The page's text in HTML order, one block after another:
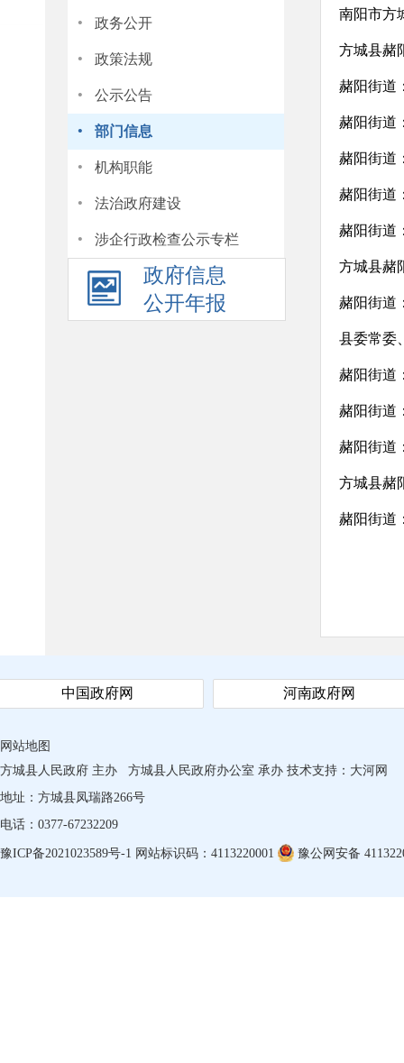
· 政务公开
· 政策法规
· 公示公告
· 部门信息
· 机构职能
· 法治政府建设
· 涉企行政检查公示专栏
政府信息
公开年报
南阳市方
方城县赭
赭阳街道
赭阳街道
赭阳街道
赭阳街道
赭阳街道
方城县赭
赭阳街道
县委常委
赭阳街道
赭阳街道
赭阳街道
方城县赭
赭阳街道
中国政府网 河南政府网
网站地图
方城县人民政府 主办
方城县人民政府办公室 承办 技术支持： 大河网
地址：方城县凤瑞路266号
电话：0377-67232209
豫ICP备2021023589号-1 网站标识码：4113220001 豫公网安备